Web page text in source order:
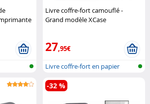
Livre coffre-fort camouflé -
Grand modèle XCase
27,95€
Livre coffre-fort en papier
véritab..
-32 %